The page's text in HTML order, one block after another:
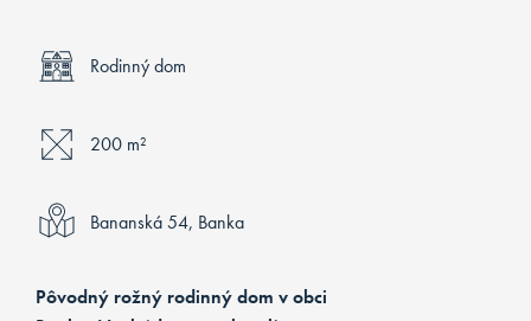
Rodinný dom
200 m²
Bananská 54, Banka
Pôvodný rožný rodinný dom v obci